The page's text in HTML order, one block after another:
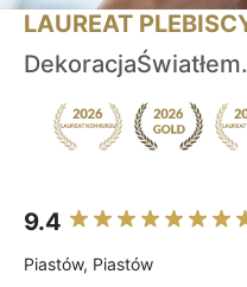
LAUREAT
9.4
Piastów, Piastów